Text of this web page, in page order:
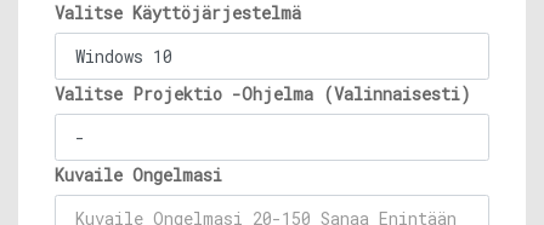
Valitse Käyttöjärjestelmä
Valitse Projektio -Ohjelma (Valinnaisesti)
Kuvaile Ongelmasi